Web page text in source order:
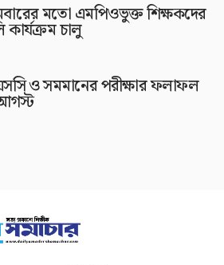
মতো এমপিওভুক্ত শিক্ষকদের
কার্যক্রম চালু
ও সমমানের পরীক্ষার ফলাফল